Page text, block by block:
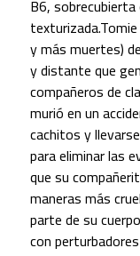
B6,
y más muertes)
y distante que
compañeros de
murió en un
cachitos y
para eliminar las
que su
maneras más
parte de su
con